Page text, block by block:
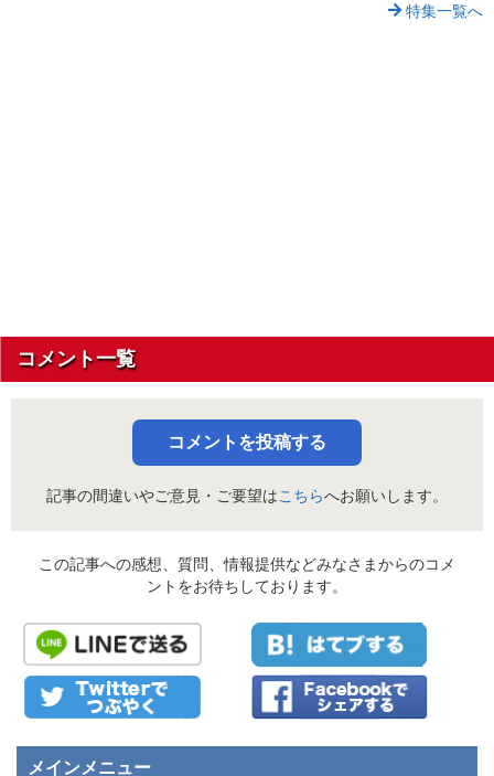
特集一覧へ
コメント一覧
コメントを投稿する
記事の間違いやご意見・ご要望はこちらへお願いします。
この記事への感想、質問、情報提供などみなさまからのコメ
ントをお待ちしております。
メインメニュー